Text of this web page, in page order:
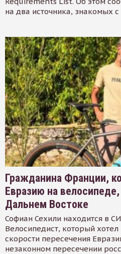
на два источника, знакомых с
Гражданина Франции,
Евразию на
Дальнем Востоке
Софиан Сехили находится в
Велосипедист, который
скорости пересечения
незаконном пересечении